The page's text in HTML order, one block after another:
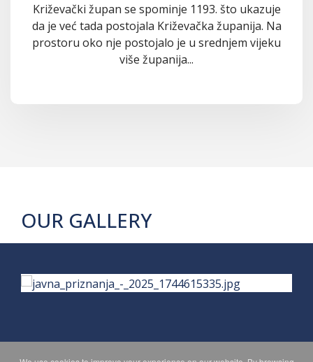
Križevački župan se spominje 1193. što ukazuje
da je već tada postojala Križevačka županija. Na
prostoru oko nje postojalo je u srednjem vijeku
više županija...
OUR GALLERY